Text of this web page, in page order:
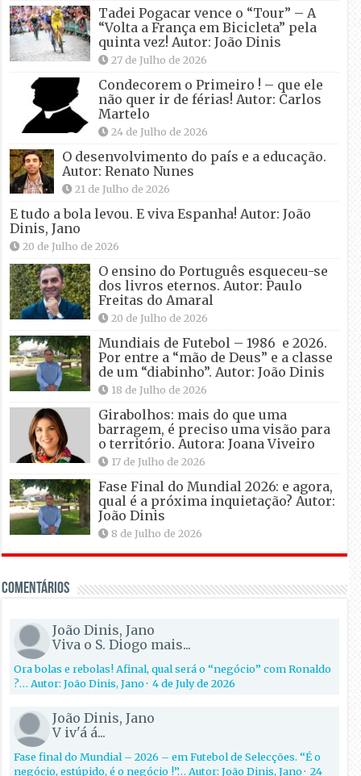
Tadei Pogacar vence o “Tour” – A
“Volta a França em Bicicleta” pela
quinta vez! Autor: João Dinis
27 de Julho de 2026
Condecorem o Primeiro ! – que ele
não quer ir de férias! Autor: Carlos
Martelo
24 de Julho de 2026
O desenvolvimento do país e a educação.
Autor: Renato Nunes
21 de Julho de 2026
E tudo a bola levou. E viva Espanha! Autor: João
Dinis, Jano
20 de Julho de 2026
O ensino do Português esqueceu-se
dos livros eternos. Autor: Paulo
Freitas do Amaral
20 de Julho de 2026
Mundiais de Futebol – 1986 e 2026.
Por entre a “mão de Deus” e a classe
de um “diabinho”. Autor: João Dinis
18 de Julho de 2026
Girabolhos: mais do que uma
barragem, é preciso uma visão para
o território. Autora: Joana Viveiro
17 de Julho de 2026
Fase Final do Mundial 2026: e agora,
qual é a próxima inquietação? Autor:
João Dinis
8 de Julho de 2026
Comentários
João Dinis, Jano
Viva o S. Diogo mais...
Ora bolas e rebolas! Afinal, qual será o “negócio” com Ronaldo
?… Autor: João Dinis, Jano·4 de July de 2026
João Dinis, Jano
V iv'á á...
Fase final do Mundial – 2026 – em Futebol de Selecções. “É o
negócio, estúpido, é o negócio !”… Autor: João Dinis, Jano·24